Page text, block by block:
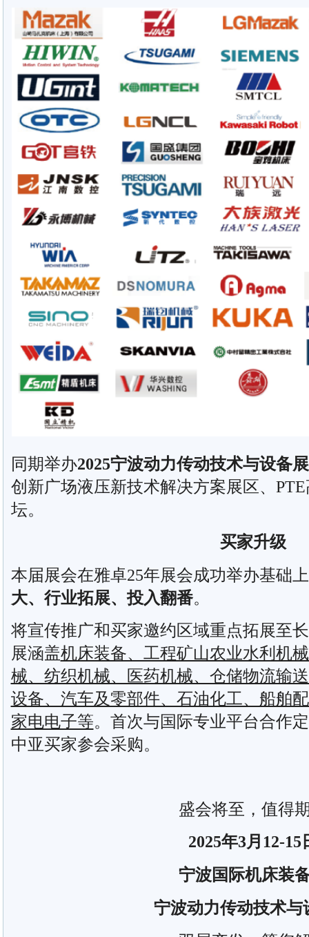
同期举办2025宁波动力传动技术与设备
创新广场液压新技术解决方案展区、
坛。
买家升级
本届展会在雅卓25年展会成功举办基础
大、行业拓展、投入翻番。
将宣传推广和买家邀约区域重点拓展至
展涵盖机床装备、工程矿山农业水利机
械、纺织机械、医药机械、仓储物流输
设备、汽车及零部件、石油化工、船舶
家电电子等。首次与国际专业平台合作
中亚买家参会采购。
盛会将至，值得
2025年3月12-15
宁波国际机床装
宁波动力传动技术与